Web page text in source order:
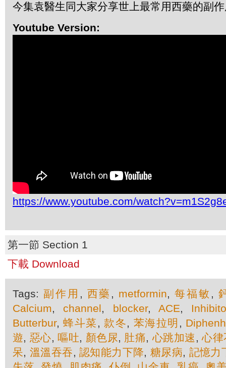
今集袁醫生同大家分享世上最常用西藥的副
Youtube Version:
https://www.youtube.com/
第一節 Section 1
下載 Download
Tags: 副作用 , 西藥 , metformin,每福敏 ,
Calcium, channel, blocker,ACE,
Butterbur,蜂斗菜 ,款冬, 苯海拉明 ,
遊, 惡心, 嘔吐, 顏色尿, 肚痛,心跳加速 ,心律
呆, 溫溫吞吞, 認知能力下降, 糖尿病, 記憶力